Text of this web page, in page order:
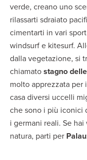
verde, creano uno
rilassarti sdraiato
cimentarti in vari
windsurf e kitesurf.
dalla vegetazione, si
chiamatostagno
molto apprezzata
casa diversi uccelli
che sono i più iconici
i germani reali. Se
natura, parti per Palau